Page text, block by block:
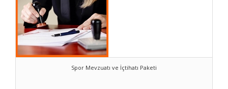
Spor Mevzuatı ve İçtihatı Paketi